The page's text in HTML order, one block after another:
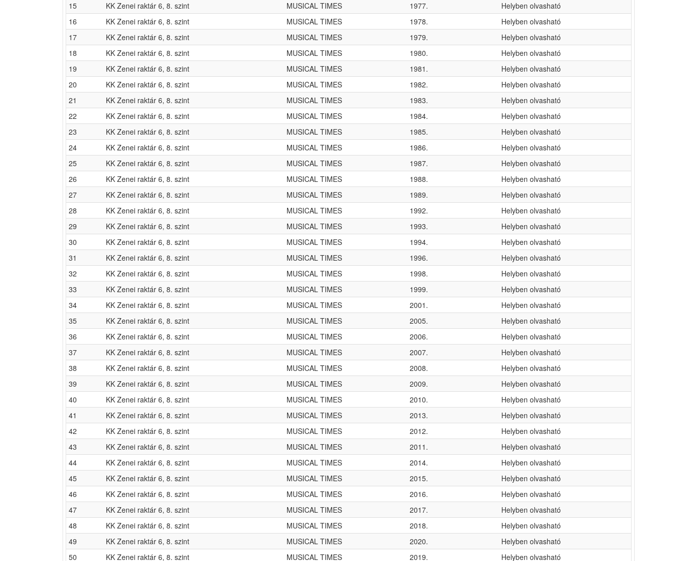
15
KK Zenei raktár 6, 8. szint MUSICAL TIMES 1977.
Helyben olvasható
16
KK Zenei raktár 6, 8. szint MUSICAL TIMES 1978.
Helyben olvasható
17
KK Zenei raktár 6, 8. szint MUSICAL TIMES 1979.
Helyben olvasható
18
KK Zenei raktár 6, 8. szint MUSICAL TIMES 1980.
Helyben olvasható
19
KK Zenei raktár 6, 8. szint MUSICAL TIMES 1981.
Helyben olvasható
20
KK Zenei raktár 6, 8. szint MUSICAL TIMES 1982.
Helyben olvasható
21
KK Zenei raktár 6, 8. szint MUSICAL TIMES 1983.
Helyben olvasható
22
KK Zenei raktár 6, 8. szint MUSICAL TIMES 1984.
Helyben olvasható
23
KK Zenei raktár 6, 8. szint MUSICAL TIMES 1985.
Helyben olvasható
24
KK Zenei raktár 6, 8. szint MUSICAL TIMES 1986.
Helyben olvasható
25
KK Zenei raktár 6, 8. szint MUSICAL TIMES 1987.
Helyben olvasható
26
KK Zenei raktár 6, 8. szint MUSICAL TIMES 1988.
Helyben olvasható
27
KK Zenei raktár 6, 8. szint MUSICAL TIMES 1989.
Helyben olvasható
28
KK Zenei raktár 6, 8. szint MUSICAL TIMES 1992.
Helyben olvasható
29
KK Zenei raktár 6, 8. szint MUSICAL TIMES 1993.
Helyben olvasható
30
KK Zenei raktár 6, 8. szint MUSICAL TIMES 1994.
Helyben olvasható
31
KK Zenei raktár 6, 8. szint MUSICAL TIMES 1996.
Helyben olvasható
32
KK Zenei raktár 6, 8. szint MUSICAL TIMES 1998.
Helyben olvasható
33
KK Zenei raktár 6, 8. szint MUSICAL TIMES 1999.
Helyben olvasható
34
KK Zenei raktár 6, 8. szint MUSICAL TIMES 2001.
Helyben olvasható
35
KK Zenei raktár 6, 8. szint MUSICAL TIMES 2005.
Helyben olvasható
36
KK Zenei raktár 6, 8. szint MUSICAL TIMES 2006.
Helyben olvasható
37
KK Zenei raktár 6, 8. szint MUSICAL TIMES 2007.
Helyben olvasható
38
KK Zenei raktár 6, 8. szint MUSICAL TIMES 2008.
Helyben olvasható
39
KK Zenei raktár 6, 8. szint MUSICAL TIMES 2009.
Helyben olvasható
40
KK Zenei raktár 6, 8. szint MUSICAL TIMES 2010.
Helyben olvasható
41
KK Zenei raktár 6, 8. szint MUSICAL TIMES 2013.
Helyben olvasható
42
KK Zenei raktár 6, 8. szint MUSICAL TIMES 2012.
Helyben olvasható
43
KK Zenei raktár 6, 8. szint MUSICAL TIMES 2011.
Helyben olvasható
44
KK Zenei raktár 6, 8. szint MUSICAL TIMES 2014.
Helyben olvasható
45
KK Zenei raktár 6, 8. szint MUSICAL TIMES 2015.
Helyben olvasható
46
KK Zenei raktár 6, 8. szint MUSICAL TIMES 2016.
Helyben olvasható
47
KK Zenei raktár 6, 8. szint MUSICAL TIMES 2017.
Helyben olvasható
48
KK Zenei raktár 6, 8. szint MUSICAL TIMES 2018.
Helyben olvasható
49
KK Zenei raktár 6, 8. szint MUSICAL TIMES 2020.
Helyben olvasható
50
KK Zenei raktár 6, 8. szint MUSICAL TIMES 2019. Helyben olvasható